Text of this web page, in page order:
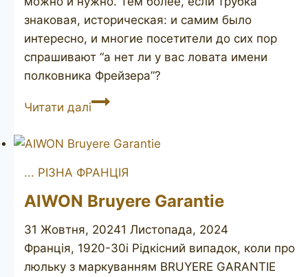
знаковая, историческая: и самим было
интересно, и многие посетители до сих пор
спрашивают “а нет ли у вас ловата имени
полковника Фрейзера”?
Читати даліColonel
Fraser
(France)
... РІЗНА ФРАНЦІЯ
AIWON Bruyere Garantie
31 Жовтня, 20241 Листопада, 2024
Франція, 1920-30і Рідкісний випадок, коли про
люльку з маркуванням BRUYERE GARANTIE